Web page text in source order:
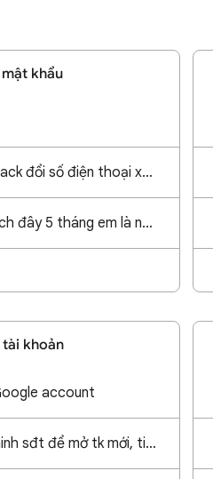
khẩu
Tài khoản Gmail bị hack đổi số điện thoại xác minh 2 bước
Em bị hack tk gg cách đây 5 tháng em là ngừo tạo tk như hiện tại ko có cách nào để đăng nhập
khoản
account
tôi không thể xác minh sđt để mở tk mới, tin nhắn gửi đi bị faild